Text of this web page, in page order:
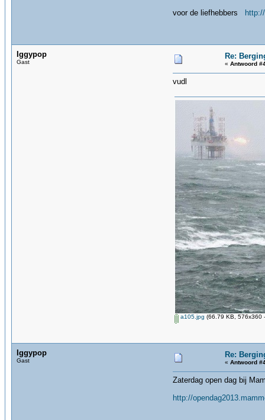
voor de liefhebbers
Iggypop
Gast
Re:
« Antwoord
vudl
a105.jpg (66.79 KB, 576x360
Iggypop
Gast
Re:
« Antwoord
Zaterdag open dag bij
http://